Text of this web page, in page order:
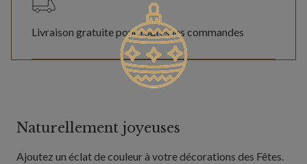
Livraison gratuite pour toutes les commandes
Naturellement joyeuses
Ajoutez un éclat de couleur à votre décorations des Fêtes.